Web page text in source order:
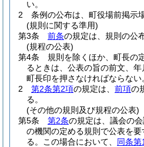
い。
2
条例の公布は、町役場前掲示
(規則に関する準用)
第3条
前条の規定は、規則の公
(規程の公表)
第4条
規則を除くほか、町長の
るときは、公表の旨の前文、年
町長印を押さなければならない
2
第2条第2項の規定は、 前項の
る。
(その他の規則及び規程の公表)
第5条
第2条の規定は、議会の
の機関の定める規則で公表を
る。
この場合において、 同条第